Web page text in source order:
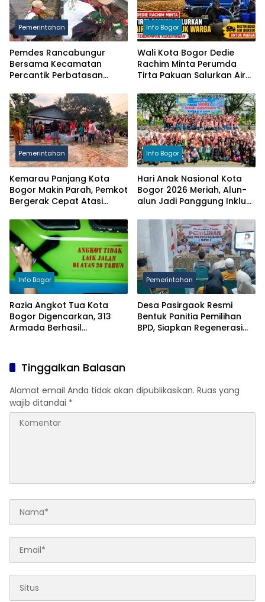
Pemerintahan
Pemdes Rancabungur
Bersama Kecamatan
Percantik Perbatasan
Putih Sambut HUT RI ke-81
Info Bogor
Wali Kota Bogor Dedie
Rachim Minta Perumda
Tirta Pakuan Salurkan Air
Terdampak Kekeringan
Pemerintahan
Kemarau Panjang Kota
Bogor Makin Parah, Pemkot
Bergerak Cepat Atasi
Info Bogor
Hari Anak Nasional Kota
Bogor 2026 Meriah, Alun-
alun Jadi Panggung Inklusi
Info Bogor
Razia Angkot Tua Kota
Bogor Digencarkan, 313
Armada Berhasil
Pemerintahan
Desa Pasirgaok Resmi
Bentuk Panitia Pemilihan
BPD, Siapkan Regenerasi
Tinggalkan Balasan
Alamat email Anda tidak akan dipublikasikan. Ruas yang
wajib ditandai *